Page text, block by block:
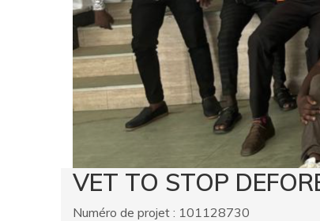
VET TO STOP
Numéro de projet : 101128730